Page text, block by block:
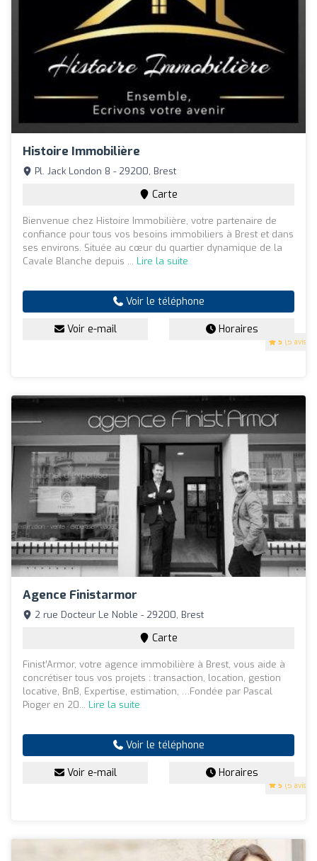
Histoire Immobilière
5 (5 avis)
Pl. Jack London 8 - 29200, Brest
Carte
Bienvenue chez Histoire Immobilière, votre partenaire de
confiance pour tous vos besoins immobiliers à Brest et dans
ses environs. Située au cœur du quartier dynamique de la
Cavale Blanche depuis ... Lire la suite
Voir le téléphone
Voir e-mail Horaires
Agence Finistarmor
5 (5 avis)
2 rue Docteur Le Noble - 29200, Brest
Carte
Finist’Armor, votre agence immobilière à Brest, vous aide à
concrétiser tous vos projets : transaction, location, gestion
locative, BnB, Expertise, estimation, …Fondée par Pascal
Pioger en 20... Lire la suite
Voir le téléphone
Voir e-mail Horaires